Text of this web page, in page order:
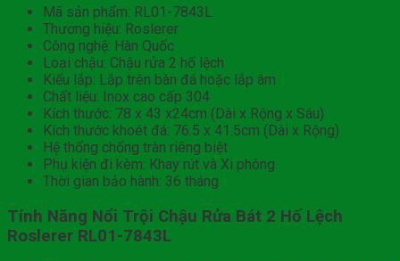
Mã sản phẩm: RL01-7843L
Thương hiệu: Roslerer
Công nghệ: Hàn Quốc
Loại chậu: Chậu rửa 2 hố lệch
Kiểu lắp: Lắp trên bàn đá hoặc lắp âm
Chất liệu: Inox cao cấp 304
Kích thước: 78 x 43 x24cm (Dài x Rộng x Sâu)
Kích thước khoét đá: 76.5 x 41.5cm (Dài x Rộng)
Hệ thống chống tràn riêng biệt
Phụ kiện đi kèm: Khay rút và Xi phông
Thời gian bảo hành: 36 tháng
Tính Năng Nổi Trội Chậu Rửa Bát 2 Hố Lệch
Roslerer RL01-7843L